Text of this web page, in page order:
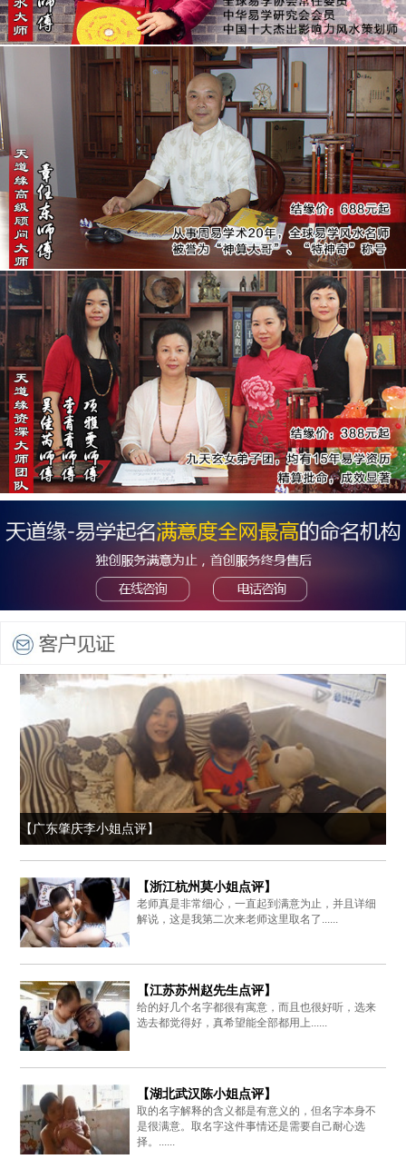
【广东肇庆李小姐点评】
【浙江杭州莫小姐点评】
老师真是非常细心，一直起到满意为止，并且详细
解说，这是我第二次来老师这里取名了......
【江苏苏州赵先生点评】
给的好几个名字都很有寓意，而且也很好听，选来
选去都觉得好，真希望能全部都用上......
【湖北武汉陈小姐点评】
取的名字解释的含义都是有意义的，但名字本身不
是很满意。取名字这件事情还是需要自己耐心选
择。......